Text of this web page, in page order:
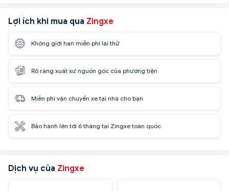
Lợi ích khi mua qua Zingxe
Không giới hạn miễn phí lái thử
Rõ ràng xuất xứ nguồn gốc của phương tiện
Miễn phí vận chuyển xe tại nhà cho bạn
Bảo hành lên tới 6 tháng tại Zingxe toàn quốc
Dịch vụ của Zingxe